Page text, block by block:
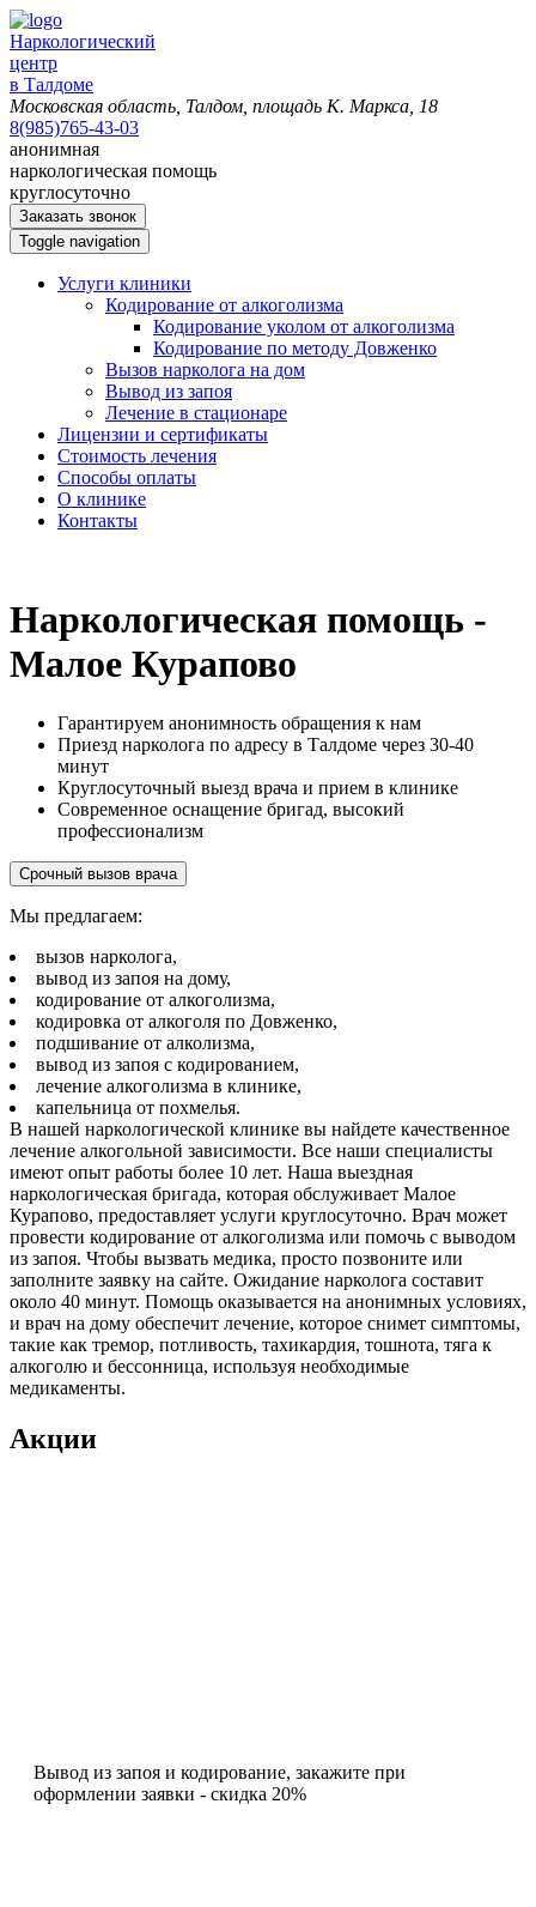
Наркологический
центр
в Талдоме
Московская область, Талдом, площадь К. Маркса, 18
8(985)765-43-03
анонимная
наркологическая помощь
круглосуточно
Заказать звонок
Toggle navigation
Услуги клиники
Кодирование от алкоголизма
Кодирование уколом от алкоголизма
Кодирование по методу Довженко
Вызов нарколога на дом
Вывод из запоя
Лечение в стационаре
Лицензии и сертификаты
Стоимость лечения
Способы оплаты
О клинике
Контакты
Наркологическая помощь -
Малое Курапово
Гарантируем анонимность обращения к нам
Приезд нарколога по адресу в Талдоме через 30-40
минут
Круглосуточный выезд врача и прием в клинике
Современное оснащение бригад, высокий
профессионализм
Срочный вызов врача
Мы предлагаем:
вызов нарколога,
вывод из запоя на дому,
кодирование от алкоголизма,
кодировка от алкоголя по Довженко,
подшивание от алколизма,
вывод из запоя с кодированием,
лечение алкоголизма в клинике,
капельница от похмелья.
В нашей наркологической клинике вы найдете качественное
лечение алкогольной зависимости. Все наши специалисты
имеют опыт работы более 10 лет. Наша выездная
наркологическая бригада, которая обслуживает Малое
Курапово, предоставляет услуги круглосуточно. Врач может
провести кодирование от алкоголизма или помочь с выводом
из запоя. Чтобы вызвать медика, просто позвоните или
заполните заявку на сайте. Ожидание нарколога составит
около 40 минут. Помощь оказывается на анонимных условиях,
и врач на дому обеспечит лечение, которое снимет симптомы,
такие как тремор, потливость, тахикардия, тошнота, тяга к
алкоголю и бессонница, используя необходимые
медикаменты.
Акции
Вывод из запоя и кодирование, закажите при
оформлении заявки - скидка 20%